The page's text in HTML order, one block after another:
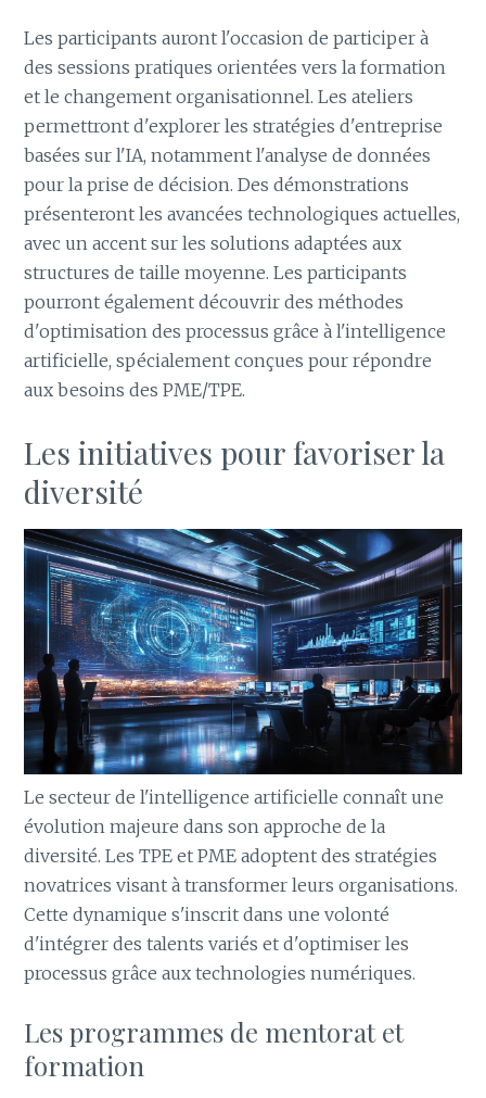
Les participants auront l'occasion de participer à
des sessions pratiques orientées vers la formation
et le changement organisationnel. Les ateliers
permettront d'explorer les stratégies d'entreprise
basées sur l'IA, notamment l'analyse de données
pour la prise de décision. Des démonstrations
présenteront les avancées technologiques actuelles,
avec un accent sur les solutions adaptées aux
structures de taille moyenne. Les participants
pourront également découvrir des méthodes
d'optimisation des processus grâce à l'intelligence
artificielle, spécialement conçues pour répondre
aux besoins des PME/TPE.
Les initiatives pour favoriser la
diversité
Le secteur de l'intelligence artificielle connaît une
évolution majeure dans son approche de la
diversité. Les TPE et PME adoptent des stratégies
novatrices visant à transformer leurs organisations.
Cette dynamique s'inscrit dans une volonté
d'intégrer des talents variés et d'optimiser les
processus grâce aux technologies numériques.
Les programmes de mentorat et
formation